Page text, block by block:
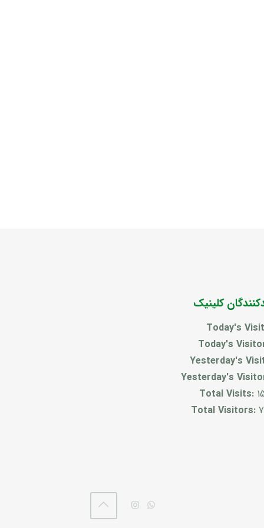
کلینیک
Today's
Today's
Yesterday's
Yesterday's
Total Visits:
Total Visitors: